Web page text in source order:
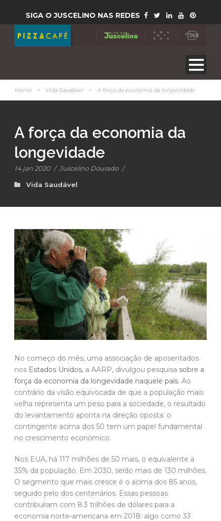
SIGA O JUSCELINO NAS REDES
Home > Vida Saudável > A força da economia da longevidade
A força da economia da
longevidade
14 jan 2020 / Juscelino Dourado /
Vida Saudável
No começo do mês, uma associação de aposentados
nos Estados Unidos, a AARP, divulgou pesquisa sobre a
força da economia da longevidade naquele país. Ao
contrário da visão equivocada de que a população mais
velha representa um peso para a sociedade, o resultado
do levantamento aponta na direção oposta: o
contingente acima dos 50 tem um papel fundamental
no crescimento econômico.
Nos EUA, há 117 milhões de 50 mais, o equivalente a
35% da população. Em 2030, serão mais de 130 milhões.
O segmento que mais cresce é o acima dos 85 anos,
seguido pelo dos centenários. Essas pessoas
contribuíram com 8.3 trilhões de dólares para a
economia norte-americana em 2018: algo como 33